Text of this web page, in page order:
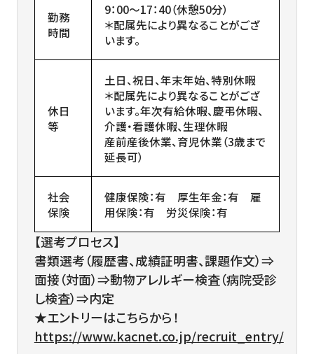
勤務
時間
9：00～17：40（休憩50分）
＊配属先により異なることがござ
います。
休日
等
土日、祝日、年末年始、特別休暇
＊配属先により異なることがござ
います。年次有給休暇、慶弔休暇、
介護・看護休暇、生理休暇
産前産後休業、育児休業（3歳まで
延長可）
社会
保険
健康保険：有 厚生年金：有 雇
用保険：有 労災保険：有
【選考プロセス】
書類選考（履歴書、成績証明書、課題作文）⇒
面接（対面）⇒動物アレルギー検査（病院受診
し検査）⇒内定
★エントリーはこちらから！
https://www.kacnet.co.jp/recruit_entry/